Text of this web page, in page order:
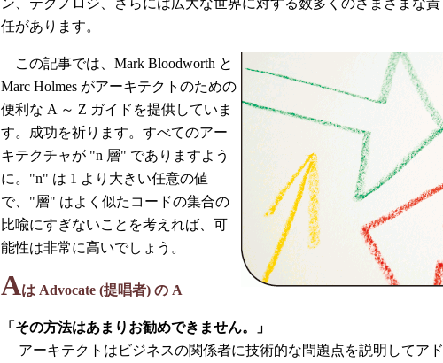
ン、テクノロジ、さらには広大な世界に対する数多くのさまざまな責
任があります。
この記事では、Mark Bloodworth と
Marc Holmes がアーキテクトのための
便利な A ～ Z ガイドを提供していま
す。成功を祈ります。すべてのアー
キテクチャが "n 層" でありますよう
に。"n" は 1 より大きい任意の値
で、"層" はよく似たコードの集合の
比喩にすぎないことを考えれば、可
能性は非常に高いでしょう。
Aは Advocate (提唱者) の A
「その方法はあまりお勧めできません。」
アーキテクトはビジネスの関係者に技術的な問題点を説明してアド